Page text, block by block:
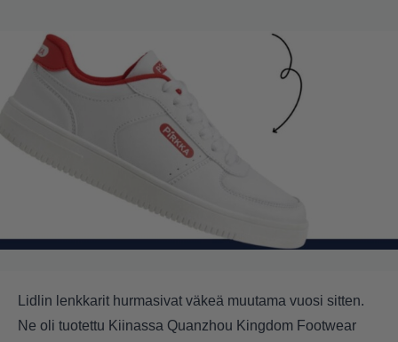
Lidlin lenkkarit hurmasivat väkeä muutama vuosi sitten.
Ne oli tuotettu Kiinassa Quanzhou Kingdom Footwear